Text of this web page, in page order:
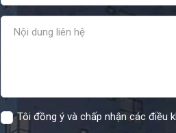
Tôi đồng ý và chấp nhận các điều